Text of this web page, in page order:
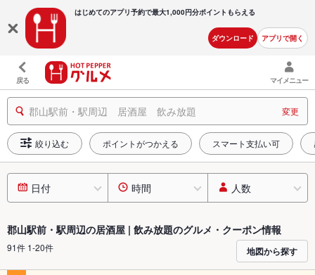
はじめてのアプリ予約で最大1,000円分ポイントもらえる
ダウンロード アプリで開く
戻る マイメニュー
郡山駅前・駅周辺 居酒屋 飲み放題 変更
絞り込む ポイントがつかえる スマート支払い可
日付 時間 人数
郡山駅前・駅周辺の居酒屋 | 飲み放題のグルメ・クーポン情報
91件 1-20件 地図から探す